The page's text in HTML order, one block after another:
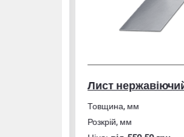
Товщина, мм
Розкрій, мм